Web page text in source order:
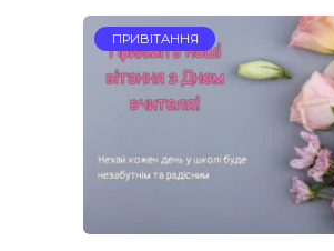
ПРИВІТАННЯ